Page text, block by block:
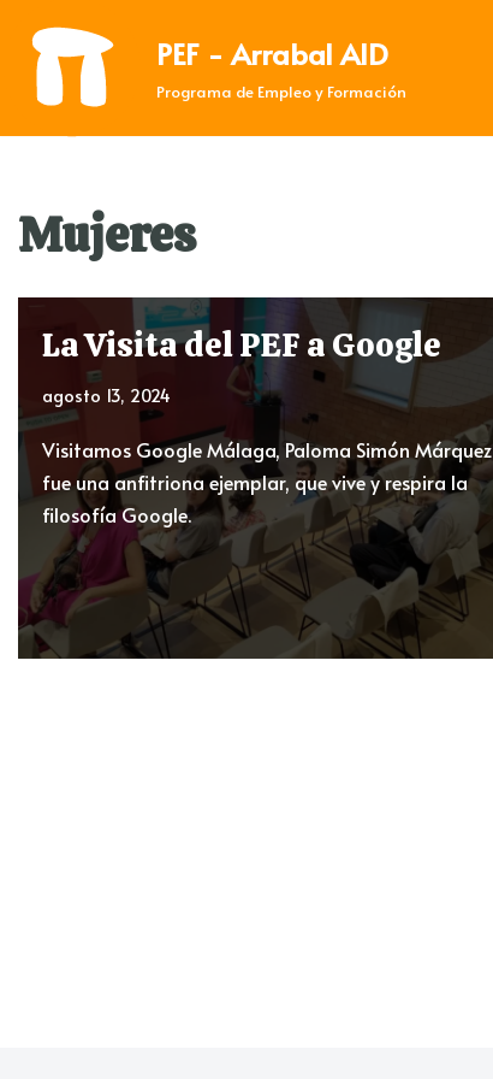
Saltar
contenido
PEF - Arrabal AID
Programa de Empleo y Formación
Mujeres
La Visita del PEF a Google
agosto 13, 2024
Visitamos Google Málaga, Paloma Simón Márquez
fue una anfitriona ejemplar, que vive y respira la
filosofía Google.